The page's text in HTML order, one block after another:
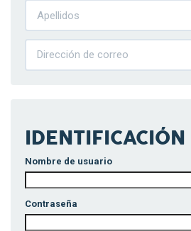
IDENTIFICACIÓN
Nombre de usuario
Contraseña